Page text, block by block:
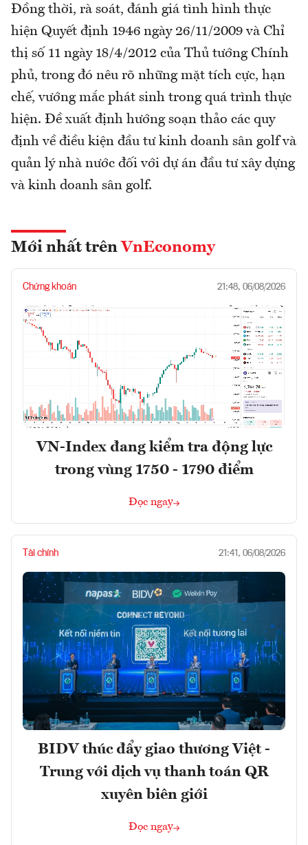
Đồng thời, rà soát, đánh giá tình hình thực
hiện Quyết định 1946 ngày 26/11/2009 và Chỉ
thị số 11 ngày 18/4/2012 của Thủ tướng Chính
phủ, trong đó nêu rõ những mặt tích cực, hạn
chế, vướng mắc phát sinh trong quá trình thực
hiện. Đề xuất định hướng soạn thảo các quy
định về điều kiện đầu tư kinh doanh sân golf và
quản lý nhà nước đối với dự án đầu tư xây dựng
và kinh doanh sân golf.
Mới nhất trên VnEconomy
Chứng khoán 21:48, 06/08/2026
VN-Index đang kiểm tra động lực
trong vùng 1750 - 1790 điểm
Đọc ngay
Tài chính 21:41, 06/08/2026
BIDV thúc đẩy giao thương Việt -
Trung với dịch vụ thanh toán QR
xuyên biên giới
Đọc ngay